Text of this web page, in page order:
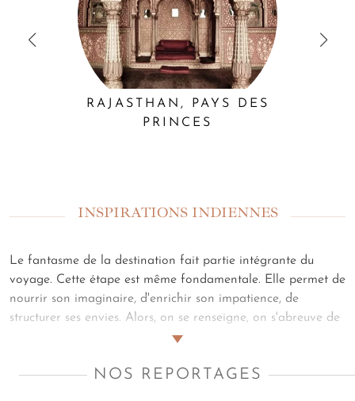
RAJASTHAN, PAYS DES
PRINCES
INSPIRATIONS INDIENNES
Le fantasme de la destination fait partie intégrante du
voyage. Cette étape est même fondamentale. Elle permet de
nourrir son imaginaire, d'enrichir son impatience, de
structurer ses envies. Alors, on se renseigne, on s'abreuve de
photos, on tourne les pages d'un récit ou d'un roman, on se
cette sélection d'articles issus de notre magazine en
NOS REPORTAGES